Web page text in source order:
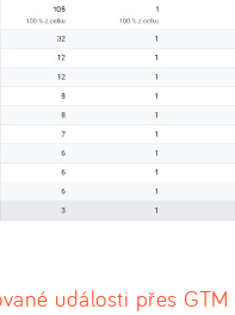
události přes GTM